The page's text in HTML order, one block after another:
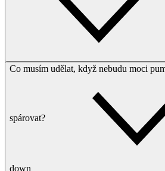
Co musím udělat, když nebudu moci
spárovat?
down